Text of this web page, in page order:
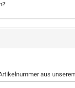
aus